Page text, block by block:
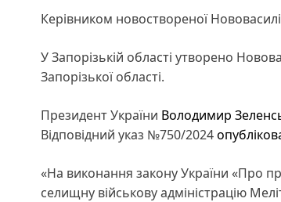
Керівником новоствореної
У Запорізькій області утворено
Запорізької області.
Президент України Володимир
Відповідний указ №750/2024
«На виконання закону України «Про
селищну військову адміністрацію